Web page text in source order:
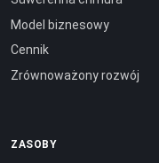
Model biznesowy
Cennik
Zrównoważony rozwój
ZASOBY